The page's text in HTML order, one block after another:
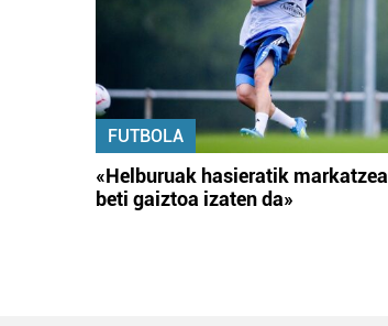
FUTBOLA
«Helburuak hasieratik markatzea
beti gaiztoa izaten da»